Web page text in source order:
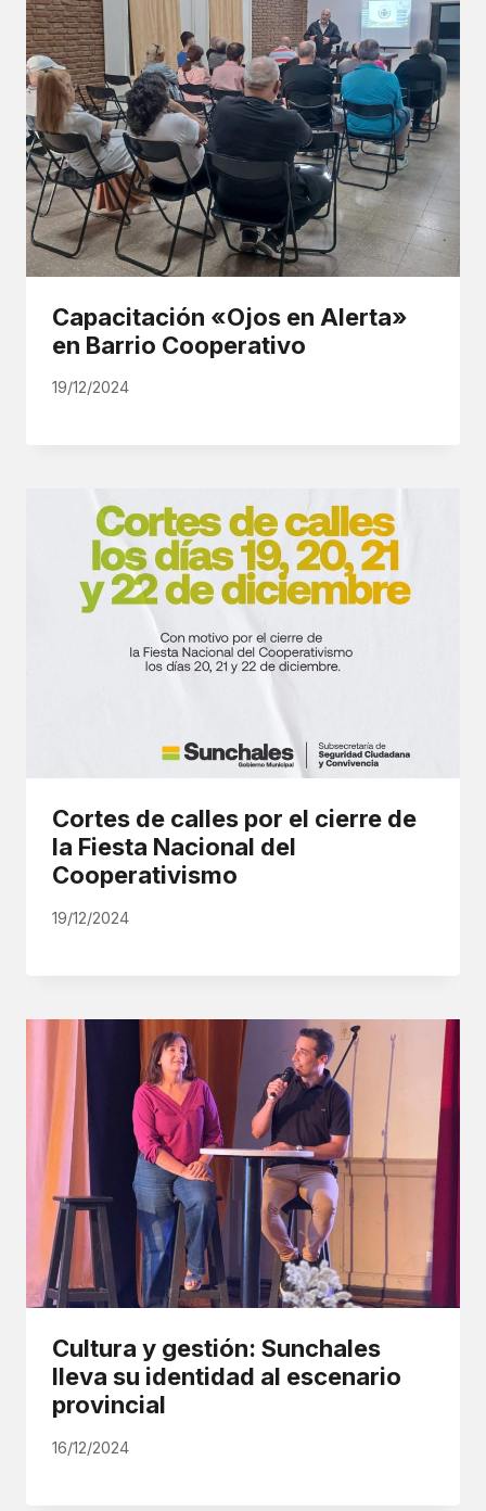
Capacitación «Ojos en Alerta»
en Barrio Cooperativo
19/12/2024
Cortes de calles por el cierre de
la Fiesta Nacional del
Cooperativismo
19/12/2024
Cultura y gestión: Sunchales
lleva su identidad al escenario
provincial
16/12/2024